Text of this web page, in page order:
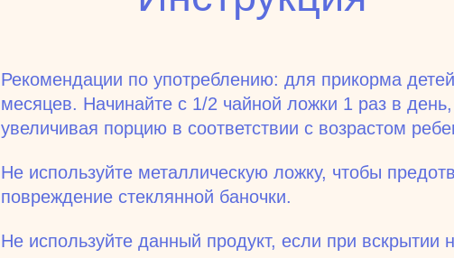
Рекомендации по употреблению: для прикорма
месяцев. Начинайте с 1/2 чайной ложки 1 раз в
увеличивая порцию в соответствии с возрастом
Не используйте металлическую ложку, чтобы
повреждение стеклянной баночки.
Не используйте данный продукт, если при вскрытии